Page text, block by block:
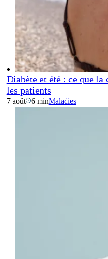
Diabète et été : ce que
les patients
7 août 6 minMaladies